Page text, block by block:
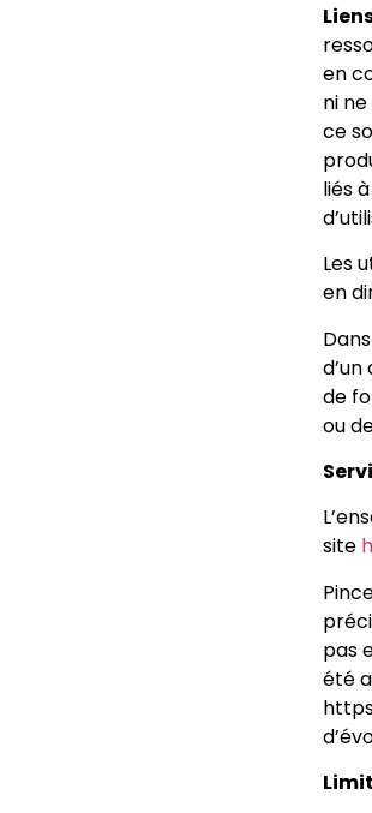
en
ni
ce
liés
Les
en
de
ou
site
pas
été